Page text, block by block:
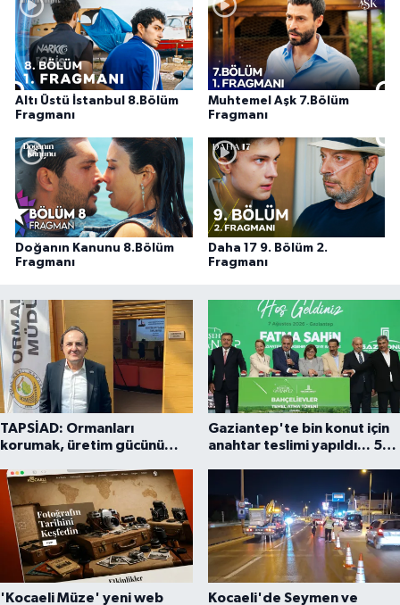
Altı Üstü İstanbul 8.Bölüm
Fragmanı
Muhtemel Aşk 7.Bölüm
Fragmanı
Doğanın Kanunu 8.Bölüm
Fragmanı
Daha 17 9. Bölüm 2.
Fragmanı
TAPSİAD: Ormanları
korumak, üretim gücünü
Gaziantep'te bin konut için
anahtar teslimi yapıldı... 5
'Kocaeli Müze' yeni web
Kocaeli'de Seymen ve